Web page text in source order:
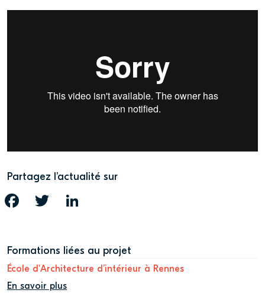
Partagez l’actualité sur
FACEBOOK TWITTER
Formations liées au projet
École d'Architecture d’intérieur à Rennes
En savoir plus